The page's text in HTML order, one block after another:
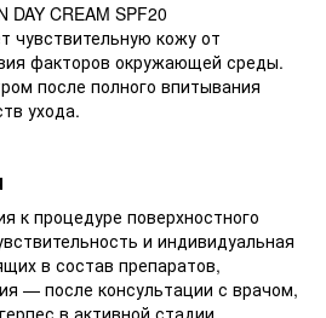
DAY CREAM SPF20
кожу от
факторов окружающей среды.
после полного впитывания
ухода.
к процедуре поверхностного
и индивидуальная
в состав препаратов,
— после консультации с врачом,